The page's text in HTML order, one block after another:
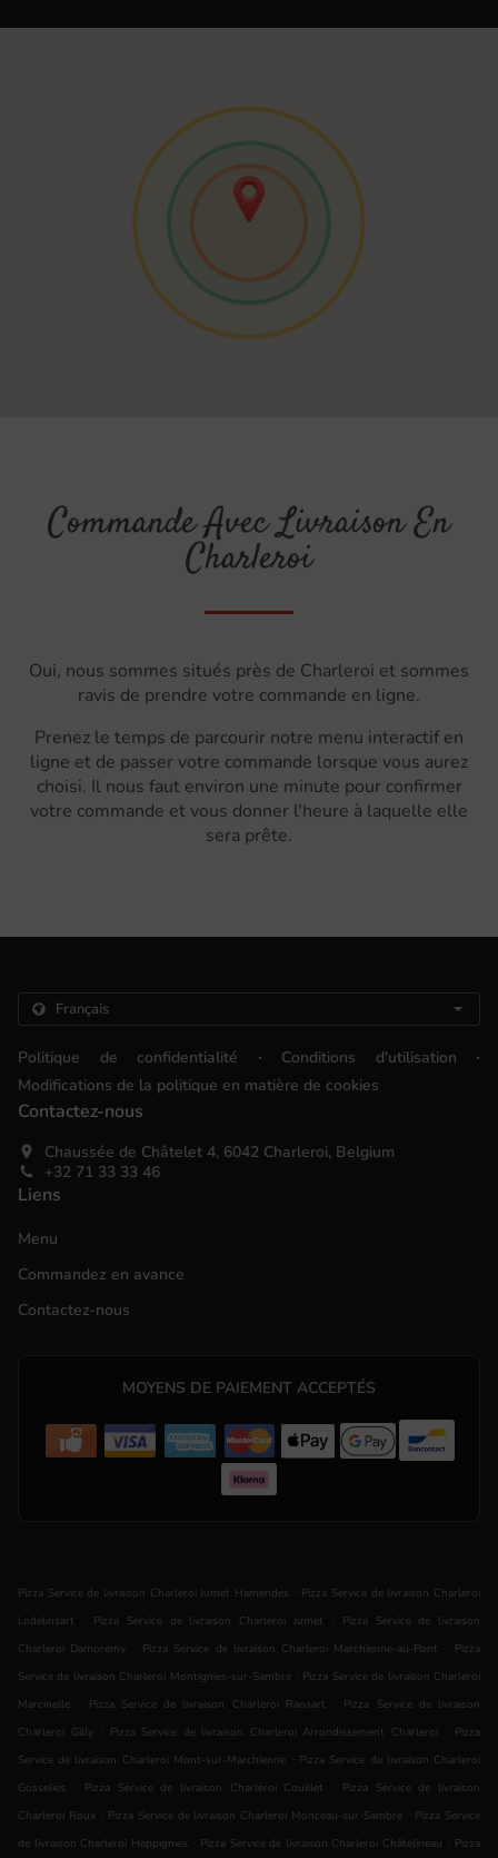
Commande Avec Livraison En
Charleroi
Oui, nous sommes situés près de Charleroi et sommes
ravis de prendre votre commande en ligne.
Prenez le temps de parcourir notre menu interactif en
ligne et de passer votre commande lorsque vous aurez
choisi. Il nous faut environ une minute pour confirmer
votre commande et vous donner l'heure à laquelle elle
sera prête.
Politique de confidentialité . Conditions d'utilisation .
Modifications de la politique en matière de cookies
Contactez-nous
Chaussée de Châtelet 4, 6042 Charleroi, Belgium
+32 71 33 33 46
Liens
Menu
Commandez en avance
Contactez-nous
MOYENS DE PAIEMENT ACCEPTÉS
Pizza Service de livraison Charleroi Jumet Hamendes . Pizza Service de livraison Charleroi
Lodelinsart
. Pizza Service de livraison Charleroi Jumet . Pizza Service de livraison
Charleroi Dampremy
. Pizza Service de livraison Charleroi Marchienne-au-Pont . Pizza
Service de livraison Charleroi Montignies-sur-Sambre . Pizza Service de livraison Charleroi
Marcinelle
. Pizza Service de livraison Charleroi Ransart . Pizza Service de livraison
Charleroi Gilly
. Pizza Service de livraison Charleroi Arrondissement Charleroi . Pizza
Service de livraison Charleroi Mont-sur-Marchienne . Pizza Service de livraison Charleroi
Gosselies
. Pizza Service de livraison Charleroi Couillet . Pizza Service de livraison
Charleroi Roux . Pizza Service de livraison Charleroi Monceau-sur-Sambre . Pizza Service
de livraison Charleroi Heppignies . Pizza Service de livraison Charleroi Châtelineau . Pizza